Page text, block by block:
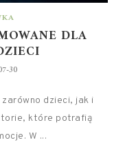
DLA
30
dzieci, jak i
które potrafią
W ...